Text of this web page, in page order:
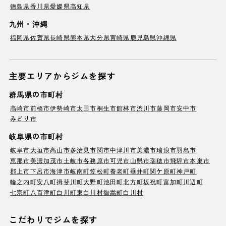
徳島県香川県愛媛県高知県
九州・沖縄
福岡県佐賀県長崎県熊本県大分県宮崎県 鹿児島県沖縄県
主要エリアからジムを探す
群馬県の市町村
高崎市前橋市伊勢崎市太田市桐生市館林市渋川市藤岡市安中市
みどり市
岐阜県の市町村
岐阜市大垣市高山市多治見市関市中津川市美濃市瑞浪市羽島市
恵那市美濃加茂市土岐市各務原市可児市山県市瑞穂市飛騨市本巣市
郡上市下呂市海津市岐南町笠松町養老町垂井町関ケ原町神戸町
輪之内町安八町揖斐川町大野町池田町北方町坂祝町富加町川辺町
七宗町 八百津町白川町東白川村御嵩町白川村
こだわりでジムを探す